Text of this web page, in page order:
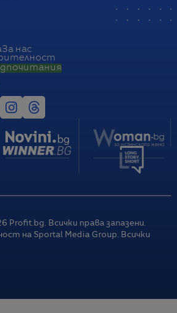
За нас
Profit.bg. Всички права запазени.
на Sportal Media Group. Всички